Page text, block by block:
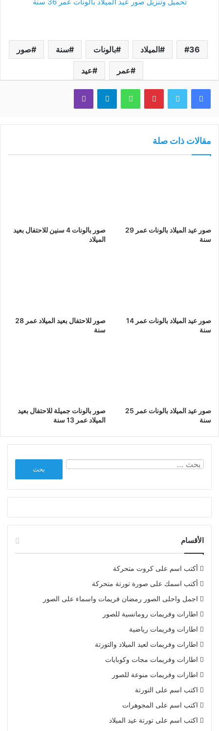
36 الميلاد بالونات سنة صور
عمر عيد
فيسبوك تويتر بينتيريستواتساب تيلقرام ڤايبر
مقالات ذات صلة
صور عيد الميلاد بالونات عمر 29
سنة
صور بالونات 4 سنين للاحتفال بعيد
الميلاد
صور عيد الميلاد بالونات عمر 14
سنة
صور للاحتفال بعيد الميلاد عمر 28
سنة
صور عيد الميلاد بالونات عمر 25
سنة
صور بالونات جميلة للاحتفال بعيد
الميلاد عمر 13 سنة
الأقسام
أكتب اسم على كروت متحركة
أكتب اسمك على صورة تورتة متحركة
اجمل واحلى الصور رمضان فريمات واسماء على الصور
اطارات وفريمات رومانسية للصور
اطارات وفريمات رياضية
اطارات وفريمات لعيد الميلاد والتورتة
اطارات وفريمات مجات وكوبايات
اطارات وفريمات منوعة للصور
اكتب اسم على التورتة
اكتب اسم على المجوهرات
اكتب اسم على تورتة عيد الميلاد